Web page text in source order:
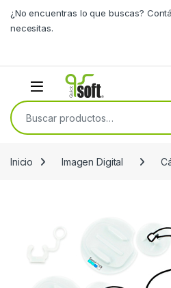
¿No encuentras lo que buscas?
necesitas.
Buscar por:
Inicio Imagen Digital